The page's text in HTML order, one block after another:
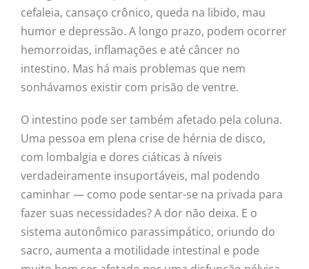
cefaleia, cansaço crônico, queda na libido, mau
humor e depressão. A longo prazo, podem ocorrer
hemorroidas, inflamações e até câncer no
intestino. Mas há mais problemas que nem
sonhávamos existir com prisão de ventre.
O intestino pode ser também afetado pela coluna.
Uma pessoa em plena crise de hérnia de disco,
com lombalgia e dores ciáticas à níveis
verdadeiramente insuportáveis, mal podendo
caminhar — como pode sentar-se na privada para
fazer suas necessidades? A dor não deixa. E o
sistema autonômico parassimpático, oriundo do
sacro, aumenta a motilidade intestinal e pode